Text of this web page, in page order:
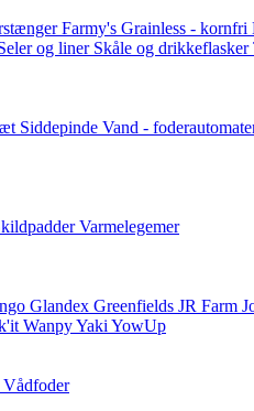
Farmy's Grainless - kornfri
og liner Skåle og drikkeflasker
Siddepinde Vand -
Varmelegemer
Glandex Greenfields JR Farm
WanpyYaki YowUp